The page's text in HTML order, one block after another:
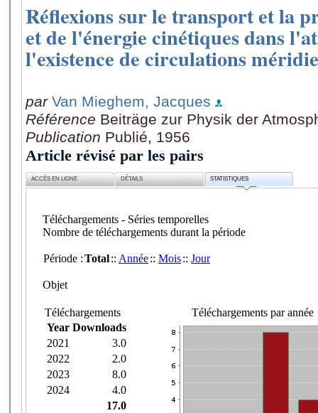
Réflexions sur le transport et la
et de l'énergie cinétiques dans
l'existence de circulations
par Van Mieghem, Jacques
Référence Beiträge zur Physik der
Publication Publié, 1956
Article révisé par les pairs
ACCÈS EN LIGNE DÉTAILS STATISTIQUES